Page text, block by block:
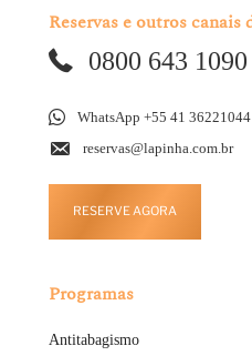
Reservas e outros
0800 643 1090
WhatsApp +55 41 36221044
reservas@lapinha.com.br
RESERVE AGORA
Programas
Antitabagismo